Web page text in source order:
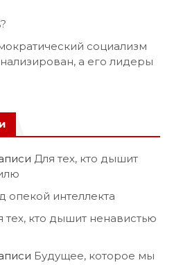
социализм
а его лидеры
Для тех, кто дышит
опекой интеллекта
тех, кто дышит ненавистью
Будущее, которое мы